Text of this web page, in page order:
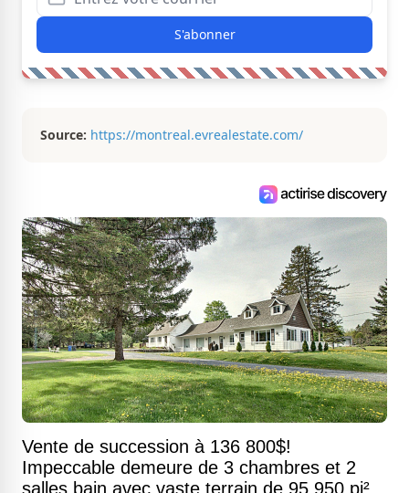
S'abonner
Source: https://montreal.evrealestate.com/
Vente de succession à 136 800$!
Impeccable demeure de 3 chambres et 2
salles bain avec vaste terrain de 95 950 pi²